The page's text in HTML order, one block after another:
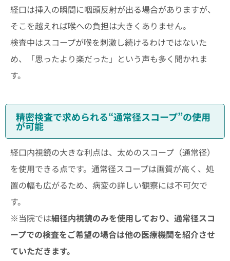
経口は挿入の瞬間に咽頭反射が出る場合がありますが、
そこを越えれば喉への負担は大きくありません。
検査中はスコープが喉を刺激し続けるわけではないた
め、「思ったより楽だった」という声も多く聞かれま
す。
精密検査で求められる“通常径スコープ”の使用
が可能
経口内視鏡の大きな利点は、太めのスコープ（通常径）
を使用できる点です。通常径スコープは画質が高く、処
置の幅も広がるため、病変の詳しい観察には不可欠で
す。
※当院では細径内視鏡のみを使用しており、通常径スコ
ープでの検査をご希望の場合は他の医療機関を紹介させ
ていただきます。